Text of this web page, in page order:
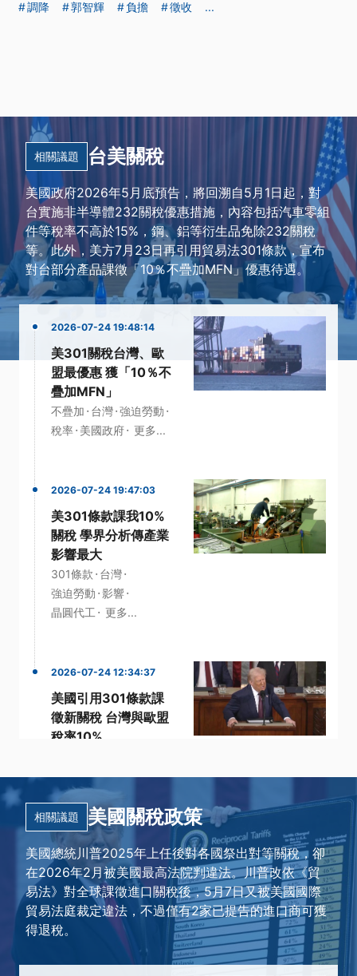
調降 郭智輝 負擔 徵收 ...
相關議題 台美關稅
美國政府2026年5月底預告，將回溯自5月1日起，對
台實施非半導體232關稅優惠措施，內容包括汽車零組
件等稅率不高於15%，鋼、鋁等衍生品免除232關稅
等。此外，美方7月23日再引用貿易法301條款，宣布
對台部分產品課徵「10％不疊加MFN」優惠待遇。
2026-07-24 19:48:14
美301關稅台灣、歐
盟最優惠 獲「10％不
疊加MFN」
不疊加 · 台灣·強迫勞動 ·
稅率· 美國政府· 更多...
2026-07-24 19:47:03
美301條款課我10%
關稅 學界分析傳產業
影響最大
301條款 · 台灣·
強迫勞動 ·影響·
晶圓代工 · 更多...
2026-07-24 12:34:37
美國引用301條款課
徵新關稅 台灣與歐盟
稅率10%
強迫勞動·稅率·美方·
更多...
相關議題
美國關稅政策
美國總統川普2025年上任後對各國祭出對等關稅，卻
在2026年2月被美國最高法院判違法。川普改依《貿
易法》對全球課徵進口關稅後，5月7日又被美國國際
貿易法庭裁定違法，不過僅有2家已提告的進口商可獲
得退稅。